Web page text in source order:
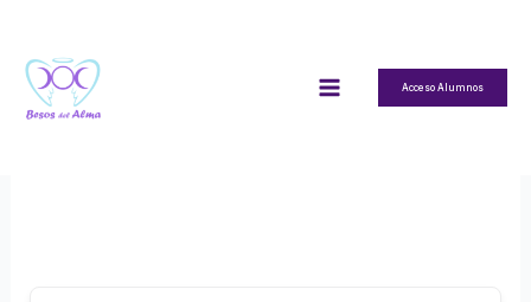
contenido
Acceso Alumnos